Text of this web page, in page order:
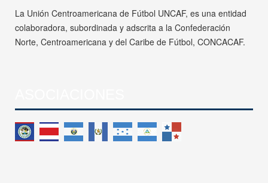
La Unión Centroamericana de Fútbol UNCAF, es una entidad
colaboradora, subordinada y adscrita a la Confederación
Norte, Centroamericana y del Caribe de Fútbol, CONCACAF.